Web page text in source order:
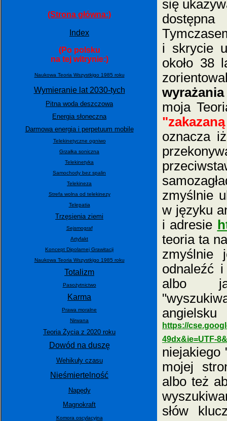
(Strona główna:)
Index
(Po polsku
na tej witrynie:)
Naukowa Teoria Wszystkigo 1985 roku
Wymieranie lat 2030-tych
Pitna woda deszczowa
Energia słoneczna
Darmowa energia i perpetuum mobile
Telekinetyczne ogniwo
Grzałka soniczna
Telekinetyka
Samochody bez spalin
Telekineza
Strefa wolna od telekinezy
Telepatia
Trzęsienia ziemi
Sejsmograf
Artyfakt
Koncept Dipolarnej Grawitacji
Naukowa Teoria Wszystkigo 1985 roku
Totalizm
Pasożytnictwo
Karma
Prawa moralne
Nirwana
Teoria Życia z 2020 roku
Dowód na duszę
Wehikuły czasu
Nieśmiertelność
Napędy
Magnokraft
Komora oscylacyjna
się
i skrycie
około 38
moja
oznacza
zmyślnie
w języku
i adresie
teoria ta
zmyślnie
odnaleźć
albo
https://
49dx&ie=UTF-
niejakiego
mojej
albo też
słów